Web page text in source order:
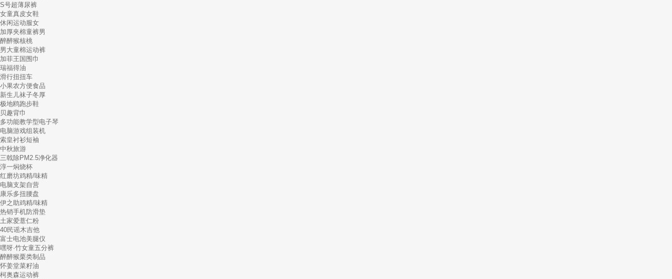
S号超薄尿裤
女童真皮女鞋
休闲运动服女
加厚夹棉童裤男
醉醉猴核桃
男大童棉运动裤
加菲王国围巾
瑞福得油
滑行扭扭车
小果农方便食品
新生儿袜子冬厚
极地鸥跑步鞋
贝趣背巾
多功能教学型电子琴
电脑游戏组装机
索皇衬衫短袖
中秋旅游
三戟除PM2.5净化器
淳一焖烧杯
红磨坊鸡精/味精
电脑支架自营
康乐多扭腰盘
伊之助鸡精/味精
热销手机防滑垫
土家爱薏仁粉
40民谣木吉他
富士电池美腿仪
嘿呀·竹女童五分裤
醉醉猴栗类制品
怀姜堂菜籽油
柯奥森运动裤